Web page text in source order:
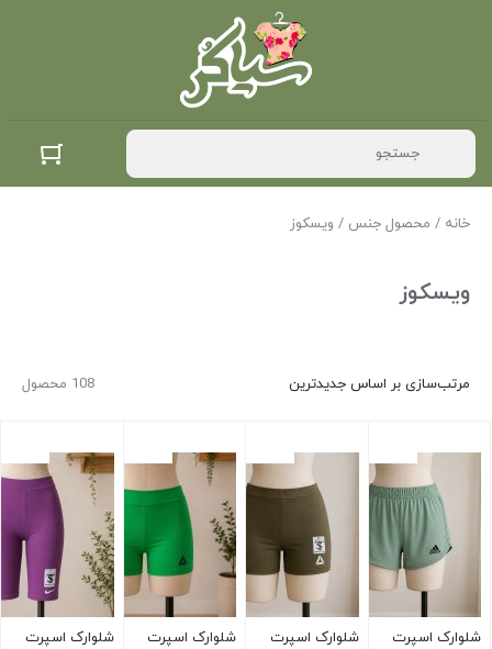
خانه / محصول جنس / ویسکوز
ویسکوز
108 محصول مرتب‌سازی بر اساس جدیدترین
شلوارک اسپرت
شلوارک اسپرت
شلوارک اسپرت
شلوارک اسپرت